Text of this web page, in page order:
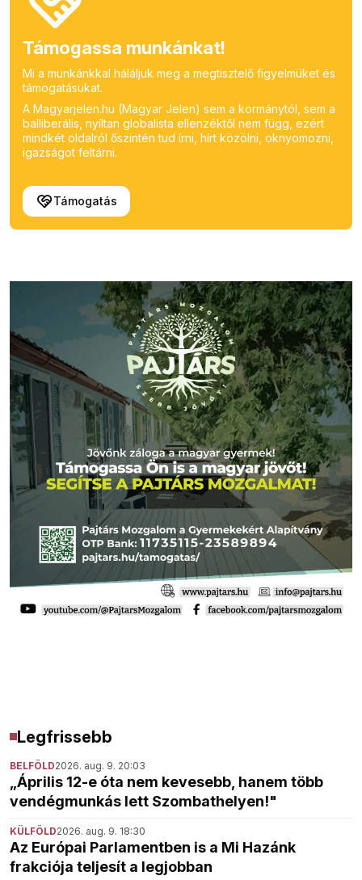
Támogassa munkánkat!
Mi a munkánkkal háláljuk meg a megtisztelő figyelmüket és
támogatásukat.
A Magyarjelen.hu (Magyar Jelen) sem a kormánytól, sem a
balliberális, nyíltan globalista ellenzéktől nem függ, ezért
mindkét oldalról őszintén tud írni, hírt közölni, oknyomozni,
igazságot feltárni.
Támogatás
Legfrissebb
BELFÖLD2026. aug. 9. 20:03
„Április 12-e óta nem kevesebb, hanem több
vendégmunkás lett Szombathelyen!"
KÜLFÖLD2026. aug. 9. 18:30
Az Európai Parlamentben is a Mi Hazánk
frakciója teljesít a legjobban